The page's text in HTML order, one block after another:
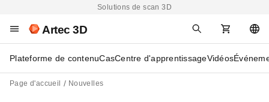
Solutions de scan 3D
Artec 3D
Plateforme de contenuCasCentre d'apprentissageVidéos
Page d'accueil Nouvelles